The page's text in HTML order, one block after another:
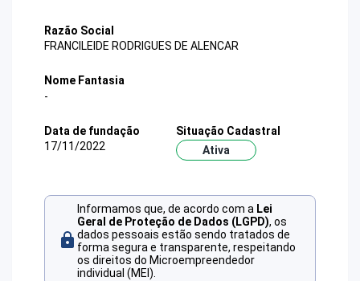
Razão Social
FRANCILEIDE RODRIGUES DE ALENCAR
Nome Fantasia
-
Data de fundação
17/11/2022
Situação Cadastral
Ativa
Informamos que, de acordo com a Lei
Geral de Proteção de Dados (LGPD), os
dados pessoais estão sendo tratados de
forma segura e transparente, respeitando
os direitos do Microempreendedor
individual (MEI).